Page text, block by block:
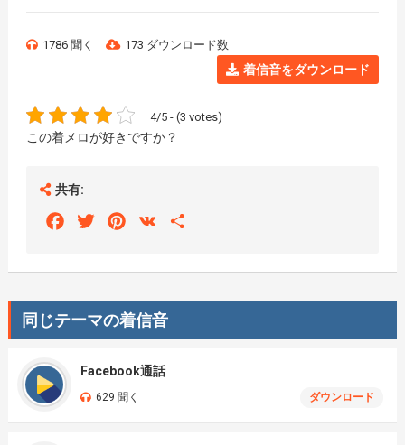
1786 聞く 173 ダウンロード数
着信音をダウンロード
4/5 - (3 votes)
この着メロが好きですか？
共有:
FacebookTwitterPinterest
VK
同じテーマの着信音
Facebook通話
629 聞く ダウンロード